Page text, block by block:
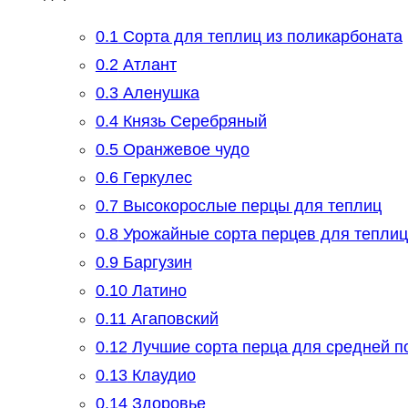
0.1Сорта для теплиц из поликарбоната
0.2Атлант
0.3Аленушка
0.4Князь Серебряный
0.5Оранжевое чудо
0.6Геркулес
0.7Высокорослые перцы для теплиц
0.8Урожайные сорта перцев для
0.9Баргузин
0.10Латино
0.11Агаповский
0.12Лучшие сорта перца для средней
0.13Клаудио
0.14Здоровье